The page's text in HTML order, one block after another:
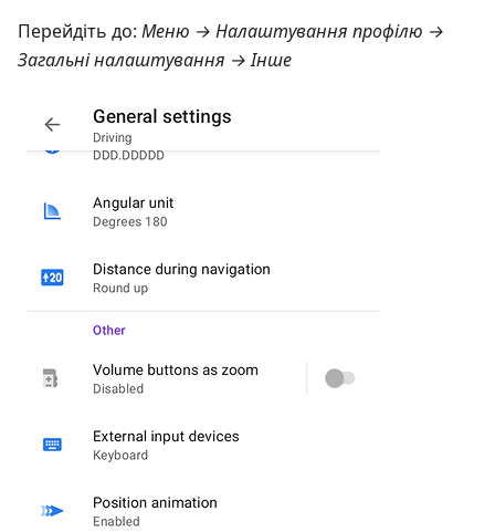
Перейдіть до: Меню → Налаштування профілю →
Загальні налаштування → Інше